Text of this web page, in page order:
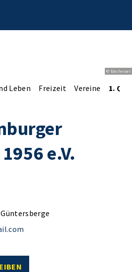
© bbsferrari
Leben Freizeit Vereine 1.
e.V.